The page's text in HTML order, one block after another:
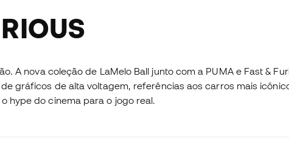
A nova coleção de LaMelo Ball junto com a PUMA e Fast &
gráficos de alta voltagem, referências aos carros mais
hype do cinema para o jogo real.